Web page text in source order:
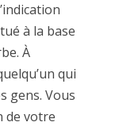
à la base
À
qui
gens. Vous
de votre